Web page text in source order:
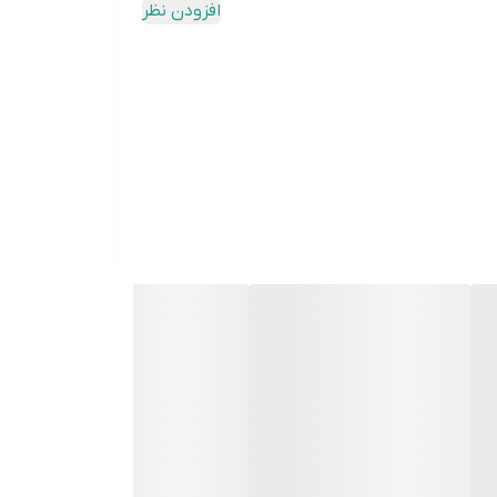
افزودن نظر